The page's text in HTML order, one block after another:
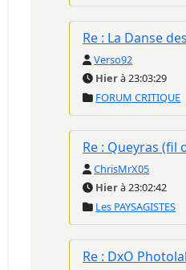
Re : La Danse
Verso92
Hierà 23:03:29
FORUM CRITIQUE
Re : Queyras (fil
ChrisMrX05
Hierà 23:02:42
Les PAYSAGISTES
Re : DxO